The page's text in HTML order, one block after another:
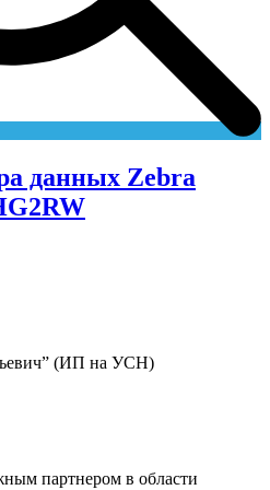
данных Zebra
(ИП на УСН)
партнером в области